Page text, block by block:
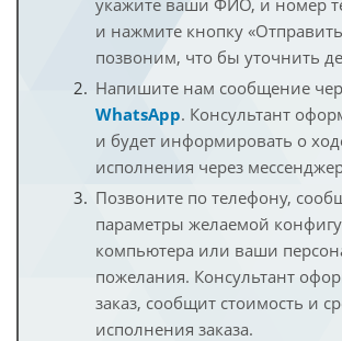
укажите ваши ФИО, и номер
и нажмите кнопку
позвоним, что бы уточнить
Напишите нам сообщение
WhatsApp. Консультант
и будет информировать о
исполнения через
Позвоните по телефону,
параметры желаемой
компьютера или ваши
пожелания. Консультант
заказ, сообщит стоимость и
исполнения заказа.